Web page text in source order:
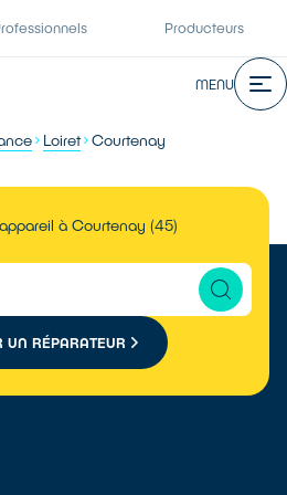
Producteurs
MENU
Loiret Courtenay
à Courtenay (45)
UN RÉPARATEUR